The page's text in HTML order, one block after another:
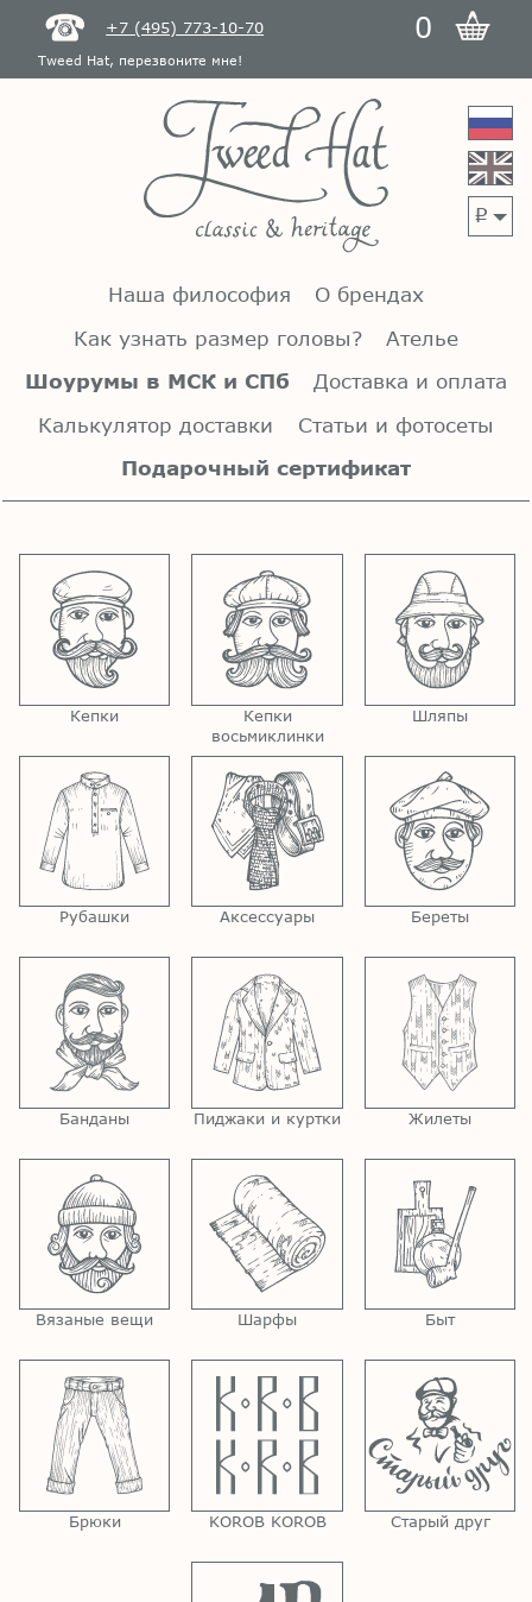
+7 (495) 773-10-70 0
Tweed Hat, перезвоните мне!
p
Наша философия
О брендах
Как узнать размер головы?
Ателье
Шоурумы в МСК и СПб
Доставка и оплата
Калькулятор доставки
Статьи и фотосеты
Подарочный сертификат
Кепки
Кепки
восьмиклинки
Шляпы
Рубашки Аксессуары Береты
Банданы Пиджаки и куртки Жилеты
Вязаные вещи Шарфы Быт
Брюки KOROB KOROB Старый друг